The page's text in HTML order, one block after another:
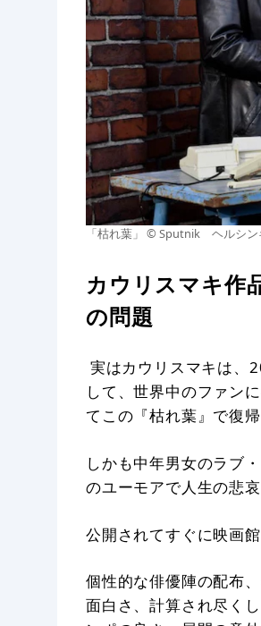
「枯れ葉」 © Sputnik ヘルシン
カウリスマキ作
の問題
実はカウリスマキは、
して、世界中のファン
てこの『枯れ葉』で復
しかも中年男女のラブ
のユーモアで人生の悲
公開されてすぐに映画
個性的な俳優陣の配布
面白さ、計算され尽く